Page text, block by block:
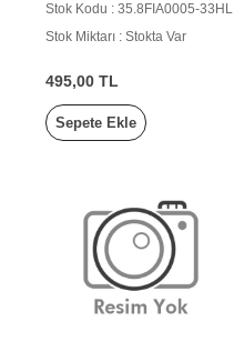
Stok Kodu : 35.8FIA0005-33HL
Stok Miktarı : Stokta Var
495,00 TL
Sepete Ekle